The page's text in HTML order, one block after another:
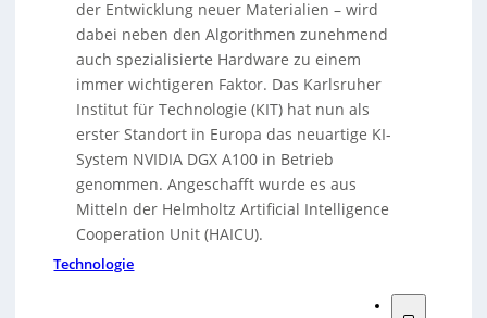
der Entwicklung neuer Materialien – wird
dabei neben den Algorithmen zunehmend
auch spezialisierte Hardware zu einem
immer wichtigeren Faktor. Das Karlsruher
Institut für Technologie (KIT) hat nun als
erster Standort in Europa das neuartige KI-
System NVIDIA DGX A100 in Betrieb
genommen. Angeschafft wurde es aus
Mitteln der Helmholtz Artificial Intelligence
Cooperation Unit (HAICU).
Technologie